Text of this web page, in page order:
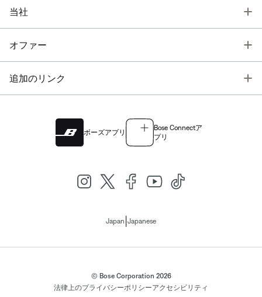
当社
オファー
追加のリンク
ボーズアプリ
Bose Connectア
プリ
Japan Japanese
© Bose Corporation 2026
法律上のプライバシーポリシーアクセシビリティ